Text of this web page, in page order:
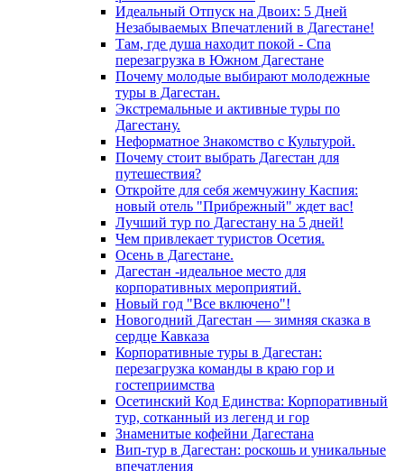
Идеальный Отпуск на Двоих: 5 Дней
Незабываемых Впечатлений в Дагестане!
Там, где душа находит покой - Спа
перезагрузка в Южном Дагестане
Почему молодые выбирают молодежные
туры в Дагестан.
Экстремальные и активные туры по
Дагестану.
Неформатное Знакомство с Культурой.
Почему стоит выбрать Дагестан для
путешествия?
Откройте для себя жемчужину Каспия:
новый отель "Прибрежный" ждет вас!
Лучший тур по Дагестану на 5 дней!
Чем привлекает туристов Осетия.
Осень в Дагестане.
Дагестан -идеальное место для
корпоративных мероприятий.
Новый год "Все включено"!
Новогодний Дагестан — зимняя сказка в
сердце Кавказа
Корпоративные туры в Дагестан:
перезагрузка команды в краю гор и
гостеприимства
Осетинский Код Единства: Корпоративный
тур, сотканный из легенд и гор
Знаменитые кофейни Дагестана
Вип-тур в Дагестан: роскошь и уникальные
впечатления